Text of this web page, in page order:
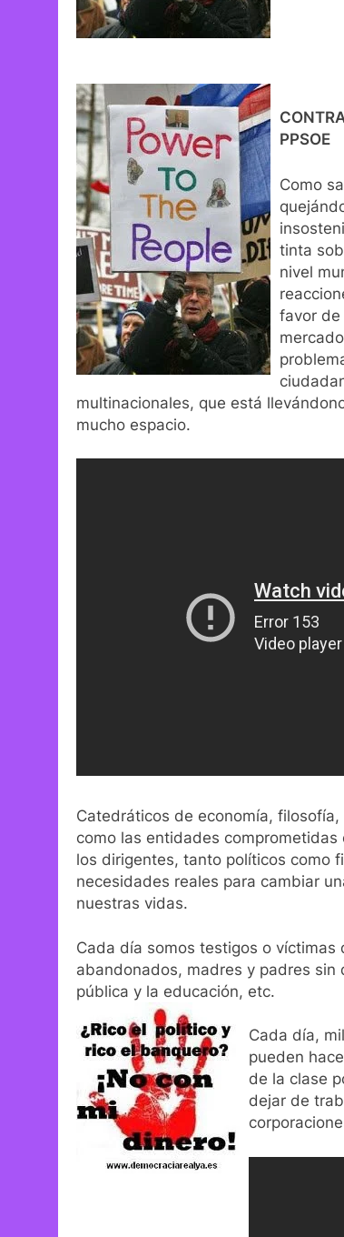
PPSOE
Como
tinta
nivel
favor de
multinacionales, que está
mucho espacio.
Catedráticos de economía,
como las entidades
los dirigentes, tanto políticos como
necesidades reales para cambiar
nuestras vidas.
Cada día somos testigos o
abandonados, madres y padres
pública y la educación, etc.
Cada día,
pueden
de la clase
dejar de